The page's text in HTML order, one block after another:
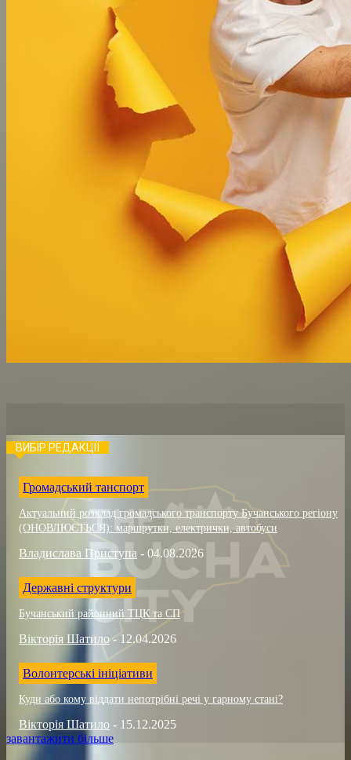
ВИБІР РЕДАКЦІЇ
Громадський танспорт
Актуальний розклад громадського транспорту Бучанського регіону
(ОНОВЛЮЄТЬСЯ): маршрутки, електрички, автобуси
Владислава Приступа - 04.08.2026
Державні структури
Бучанський районний ТЦК та СП
Вікторія Шатило - 12.04.2026
Волонтерські ініціативи
Куди або кому віддати непотрібні речі у гарному стані?
Вікторія Шатило - 15.12.2025
завантажити більше